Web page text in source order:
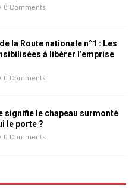
0 Comments
la Route nationale n°1 : Les
à libérer l’emprise
0 Comments
signifie le chapeau surmonté
le porte ?
0 Comments